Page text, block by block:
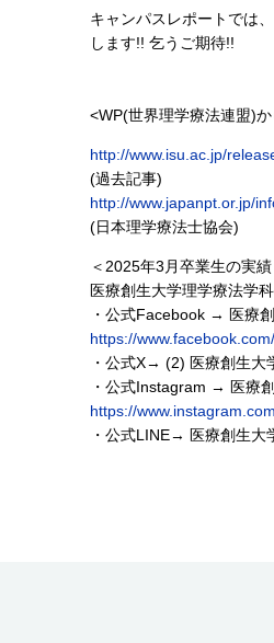
キャンパスレポートでは
します!! 乞うご期待!!
<WP(世界理学療法連盟)
http://www.isu.ac.jp/
(過去記事)
http://www.japanpt.or.jp/
(日本理学療法士協会)
＜2025年3月卒業生の実
医療創生大学理学療法学
・公式Facebook → 医療
https://
・公式X→ (2) 医療創生
・公式Instagram → 医療
https://
・公式LINE→ 医療創生大